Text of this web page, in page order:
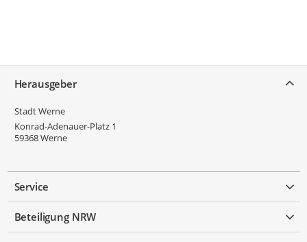
Herausgeber
Stadt Werne
Konrad-Adenauer-Platz 1
59368Werne
Service
Beteiligung NRW